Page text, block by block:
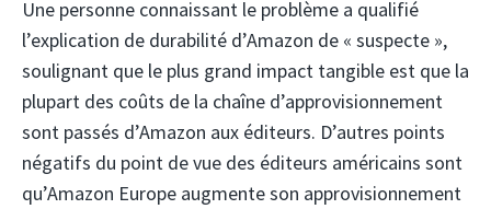
Une personne connaissant le problème a qualifié
l’explication de durabilité d’Amazon de « suspecte »,
soulignant que le plus grand impact tangible est que la
plupart des coûts de la chaîne d’approvisionnement
sont passés d’Amazon aux éditeurs. D’autres points
négatifs du point de vue des éditeurs américains sont
qu’Amazon Europe augmente son approvisionnement